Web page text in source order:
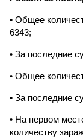
• Общее
6343;
• За последние
• Общее
• За последние
• На первом
количеству